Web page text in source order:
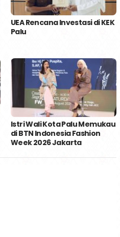
UEA Rencana Investasi di KEK
Palu
Istri Wali Kota Palu Memukau
di BTN Indonesia Fashion
Week 2026 Jakarta